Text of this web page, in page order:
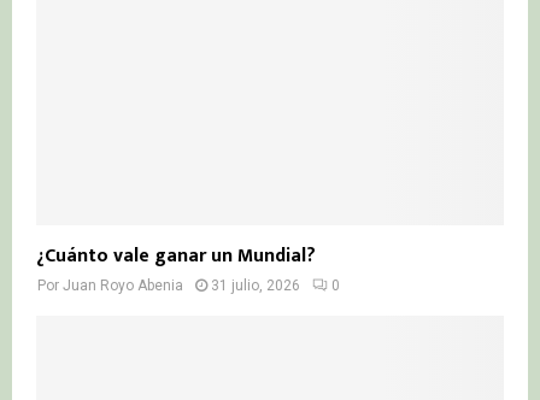
¿Cuánto vale ganar un Mundial?
Por Juan Royo Abenia 31 julio, 2026 0